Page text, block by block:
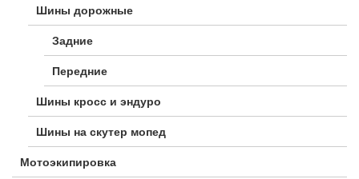
Шины дорожные
Задние
Передние
Шины кросс и эндуро
Шины на скутер мопед
Мотоэкипировка